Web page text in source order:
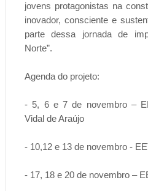
jovens protagonistas na
inovador, consciente e
parte dessa jornada de
Norte”.
Agenda do projeto:
- 5, 6 e 7 de novembro –
Vidal de Araújo
- 10,12 e 13 de novembro -
- 17, 18 e 20 de novembro –